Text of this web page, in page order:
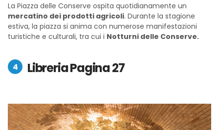
La Piazza delle Conserve ospita quotidianamente un
mercatino dei prodotti agricoli. Durante la stagione
estiva, la piazza si anima con numerose manifestazioni
turistiche e culturali, tra cui i Notturni delle Conserve.
Libreria Pagina 27